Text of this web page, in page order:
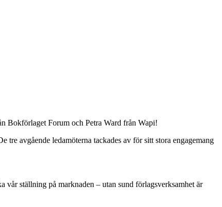
Bokförlaget Forum och Petra Ward från Wapi!
avgående ledamöterna tackades av för sitt stora engagemang
ställning på marknaden – utan sund förlagsverksamhet är